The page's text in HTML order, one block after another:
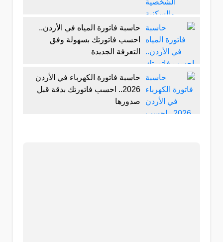
حاسبة فاتورة المياه في الأردن..
احسب فاتورتك بسهولة وفق
التعرفة الجديدة
حاسبة فاتورة الكهرباء في الأردن
2026.. احسب فاتورتك بدقة قبل
صدورها